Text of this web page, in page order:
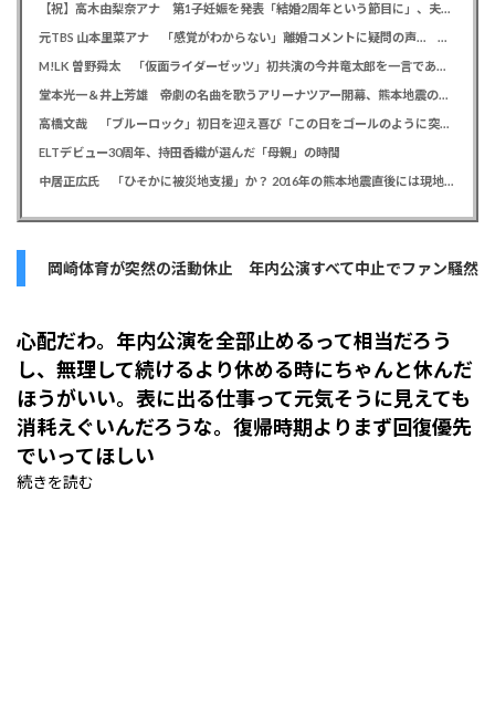
【祝】高木由梨奈アナ 第1子妊娠を発表「結婚2周年という節目に」、夫は岸田タツヤ
元TBS 山本里菜アナ 「感覚がわからない」離婚コメントに疑問の声… シャンパンタワーの超豪華式も結婚生活は4年半で終止符
M!LK 曽野舜太 「仮面ライダーゼッツ」初共演の今井竜太郎を一言であらわすと「大きいゴールデンレトリバー
堂本光一＆井上芳雄 帝劇の名曲を歌うアリーナツアー開幕、熊本地震の募金箱も設置「ステージから元気を届けられる形になれば」
高橋文哉 「ブルーロック」初日を迎え喜び「この日をゴールのように突っ走ってきた」
ELTデビュー30周年、持田香織が選んだ「母親」の時間
中居正広氏 「ひそかに被災地支援」か？ 2016年の熊本地震直後には現地で炊き出し 親友・松本人志の闘病に心を痛め、頻繁に連絡も
岡崎体育が突然の活動休止 年内公演すべて中止でファン騒然
心配だわ。年内公演を全部止めるって相当だろう
し、無理して続けるより休める時にちゃんと休んだ
ほうがいい。表に出る仕事って元気そうに見えても
消耗えぐいんだろうな。復帰時期よりまず回復優先
でいってほしい
続きを読む